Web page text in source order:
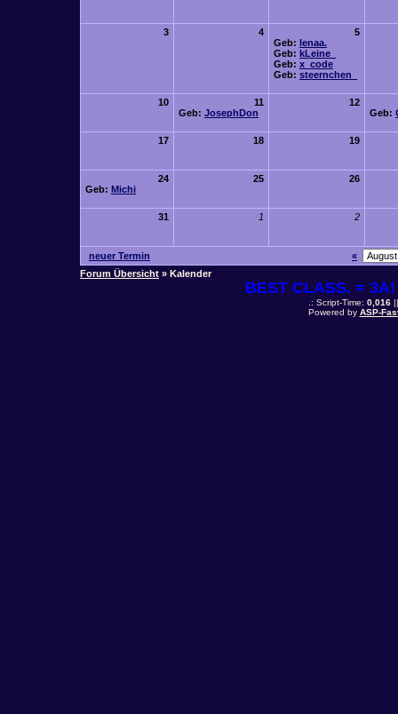
3 4
5
Geb: lenaa.
Geb: kLeine_
Geb: x_code
Geb: steernchen_
10
11
Geb: JosephDon
12
Geb:
17 18 19
24
Geb: Michi
25 26
31 1 2
neuer Termin
«
Forum Übersicht » Kalender
BEST CLASS. =
.: Script-Time: 0,016||
Powered by ASP-